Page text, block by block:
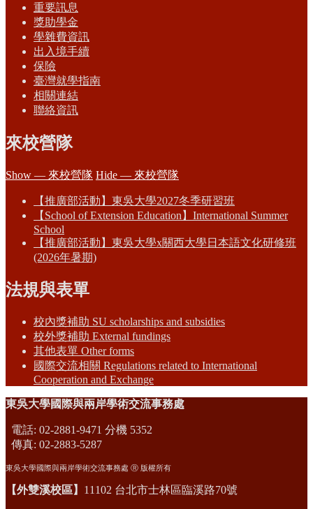
重要訊息
獎助學金
學雜費資訊
出入境手續
保險
臺灣就學指南
相關連結
聯絡資訊
來校營隊
Show — 來校營隊 Hide — 來校營隊
【推廣部活動】東吳大學2027冬季研習班
【School of Extension Education】International Summer
School
【推廣部活動】東吳大學x關西大學日本語文化研修班
(2026年暑期)
法規與表單
校內獎補助 SU scholarships and subsidies
校外獎補助 External fundings
其他表單 Other forms
國際交流相關 Regulations related to International
Cooperation and Exchange
東吳大學國際與兩岸學術交流事務處
電話: 02-2881-9471 分機 5352
傳真: 02-2883-5287
東吳大學國際與兩岸學術交流事務處 Ⓡ 版權所有
【外雙溪校區】 11102 台北市士林區臨溪路70號